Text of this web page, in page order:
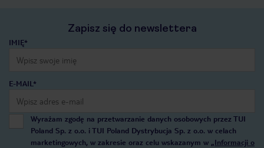
Zapisz się do newslettera
IMIĘ*
E-MAIL*
Wyrażam zgodę na przetwarzanie danych osobowych przez TUI
Poland Sp. z o.o. i TUI Poland Dystrybucja Sp. z o.o. w celach
marketingowych, w zakresie oraz celu wskazanym w „Informacji o